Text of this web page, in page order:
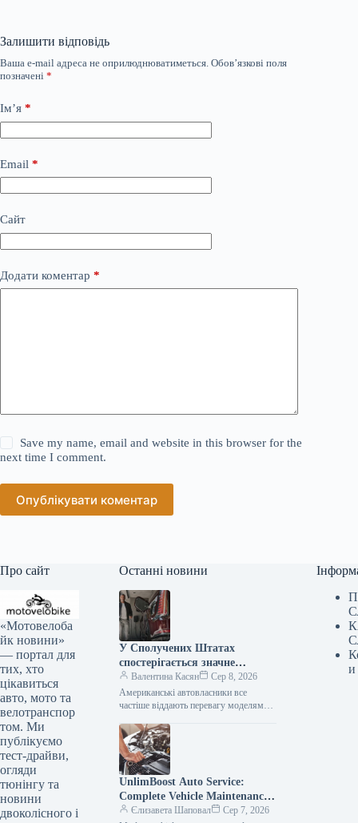
Залишити відповідь
Ваша e-mail адреса не оприлюднюватиметься. Обов’язкові поля
позначені *
Ім’я *
Email *
Сайт
Додати коментар *
Save my name, email and website in this browser for the
next time I comment.
Опублікувати коментар
Про сайт
«Мотовелоба
йк новини»
— портал для
тих, хто
цікавиться
авто, мото та
велотранспор
том. Ми
публікуємо
тест-драйви,
огляди
тюнінгу та
новини
двоколісного і
Останні новини
У Сполучених Штатах
спостерігається значне
зниження популярності
елітних автомобілів.
Валентина Касян
Сер 8, 2026
Американські автовласники все
частіше віддають перевагу моделям
аніж автомобілям преміум-класу. Дані,
зібрані J.D. Power за перше…
UnlimBoost Auto Service:
Complete Vehicle Maintenance
& ECU Tuning
Єлизавета Шаповал
Сер 7, 2026
и